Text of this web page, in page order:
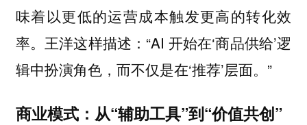
味着以更低的运营成本触发更高的转化效
率。王洋这样描述：“AI 开始在‘商品供给’逻
辑中扮演角色，而不仅是在‘推荐’层面。”
商业模式：从“辅助工具”到“价值共创”